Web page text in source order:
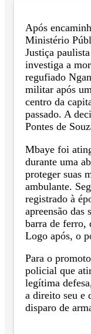
Após
Ministério
Justiça
investiga a
regufiado
militar após
centro da
passado. A
Pontes de
Mbaye foi
durante uma
proteger suas
ambulante.
registrado à
apreensão das
barra de ferro,
Logo após, o
Para o
policial que
legítima
a direito seu e
disparo de